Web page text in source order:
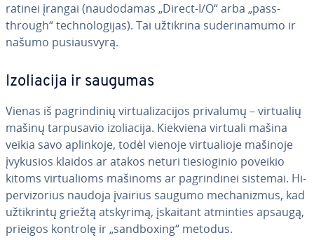
ra­ti­nei įrangai (nau­do­da­mas „Direct-I/O“ arba „pass-
through“ tech­no­lo­gi­jas). Tai užtikrina su­de­ri­na­mu­mo ir
našumo pu­siau­svy­rą.
Izo­lia­ci­ja ir saugumas
Vienas iš pag­rin­di­nių vir­tu­ali­za­ci­jos privalumų – virtualių
mašinų tar­pu­sa­vio izo­lia­ci­ja. Kiekviena virtuali mašina
veikia savo aplinkoje, todėl vienoje vir­tu­a­lio­je mašinoje
įvykusios klaidos ar atakos neturi tie­sio­gi­nio poveikio
kitoms vir­tu­a­lioms mašinoms ar pag­rin­di­nei sistemai. Hi­
per­vi­zo­rius naudoja įvairius saugumo me­cha­niz­mus, kad
už­tik­rin­tų griežtą atskyrimą, įskaitant atminties apsaugą,
prieigos kontrolę ir „sand­boxing“ metodus.